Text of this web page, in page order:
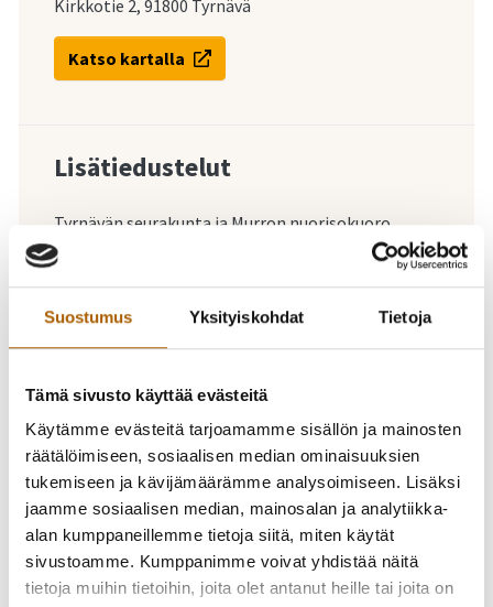
Suostumus Yksityiskohdat Tietoja
Tämä sivusto käyttää evästeitä
Käytämme evästeitä tarjoamamme sisällön ja mainosten
räätälöimiseen, sosiaalisen median ominaisuuksien
tukemiseen ja kävijämäärämme analysoimiseen. Lisäksi
jaamme sosiaalisen median, mainosalan ja analytiikka-
alan kumppaneillemme tietoja siitä, miten käytät
sivustoamme. Kumppanimme voivat yhdistää näitä
tietoja muihin tietoihin, joita olet antanut heille tai joita on
Kirkkotie 2, 91800 Tyrnävä
Katso kartalla
Lisätiedustelut
Tyrnävän seurakunta ja Murron nuorisokuoro
044 7372613
Murron nuorisokuoron
kevätkonsertti
"Tuhansin kielin"
Tyrnävän kirkossa ma